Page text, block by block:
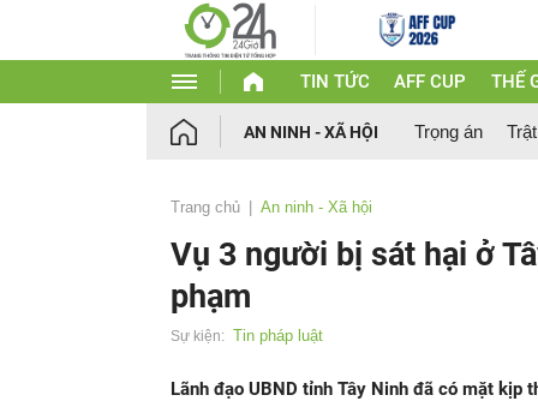
TIN TỨC AFF CUP THẾ
AN NINH - XÃ HỘI Trọng án
Trang chủ An ninh - Xã hội
Vụ 3 người bị sát hại ở
phạm
Sự kiện: Tin pháp luật
Lãnh đạo UBND tỉnh Tây Ninh đã có mặt kịp